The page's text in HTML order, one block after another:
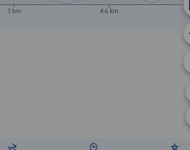
3 km 4.6 km